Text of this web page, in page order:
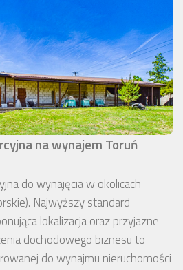
na wynajem Toruń
do wynajęcia w okolicach
Najwyższy standard
lokalizacja oraz przyjazne
dochodowego biznesu to
do wynajmu nieruchomości